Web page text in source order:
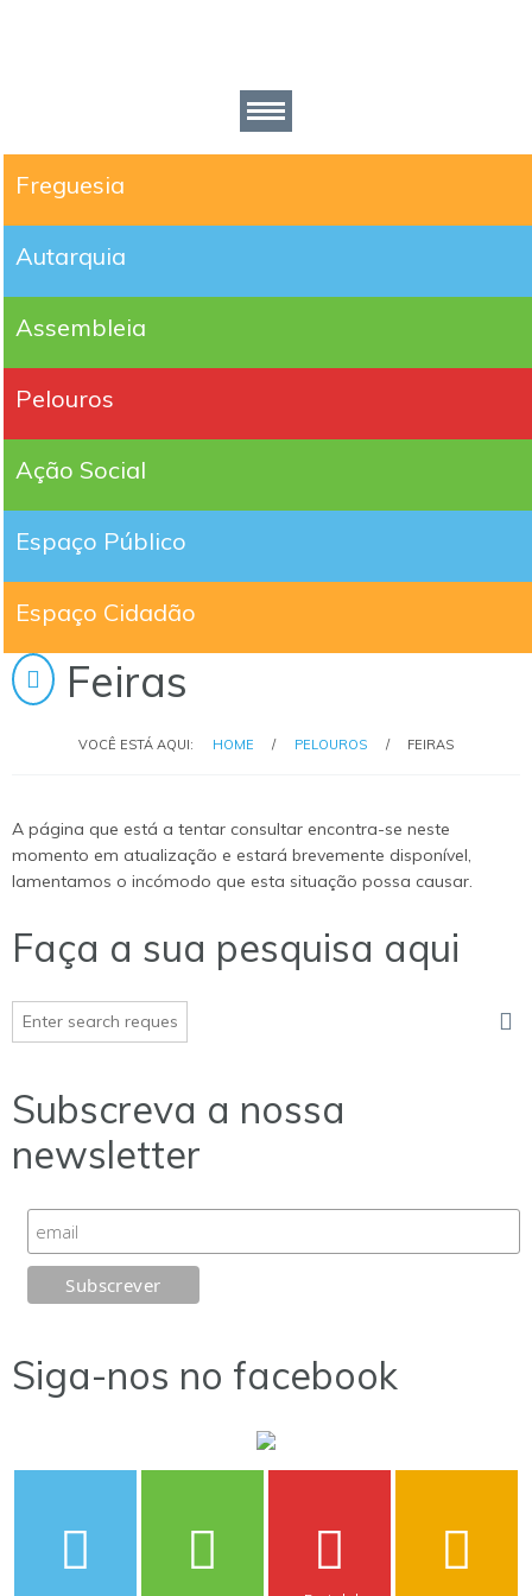
Freguesia
Autarquia
Assembleia
Pelouros
Ação Social
Espaço Público
Espaço Cidadão
Feiras
VOCÊ ESTÁ AQUI: HOME / PELOUROS / FEIRAS
A página que está a tentar consultar encontra-se neste
momento em atualização e estará brevemente disponível,
lamentamos o incómodo que esta situação possa causar.
Faça a sua pesquisa aqui
Subscreva a nossa
newsletter
Siga-nos no facebook